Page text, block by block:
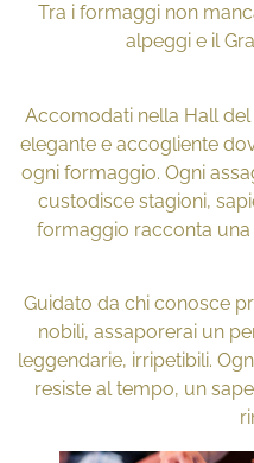
Tra i formaggi non
alpeggi e il
Accomodati nella Hall
elegante e accogliente
ogni formaggio. Ogni
custodisce stagioni,
formaggio racconta una
Guidato da chi conosce
nobili, assaporerai un
leggendarie, irripetibili.
resiste al tempo, un